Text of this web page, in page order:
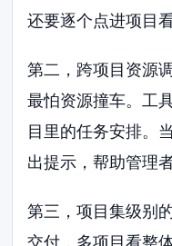
还要逐个点进项目
第二，跨项目资源
最怕资源撞车。工
目里的任务安排。
出提示，帮助管理
第三，项目集级别
交付，多项目看整